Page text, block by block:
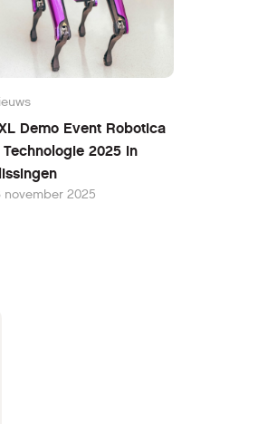
Demo Event Robotica
Technologie 2025 in
november 2025